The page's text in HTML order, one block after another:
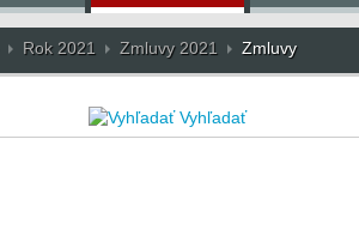
Rok 2021 Zmluvy 2021 Zmluvy
Vyhľadať